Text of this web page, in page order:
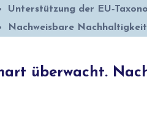
Unterstützung der
Nachweisbare
überwacht.